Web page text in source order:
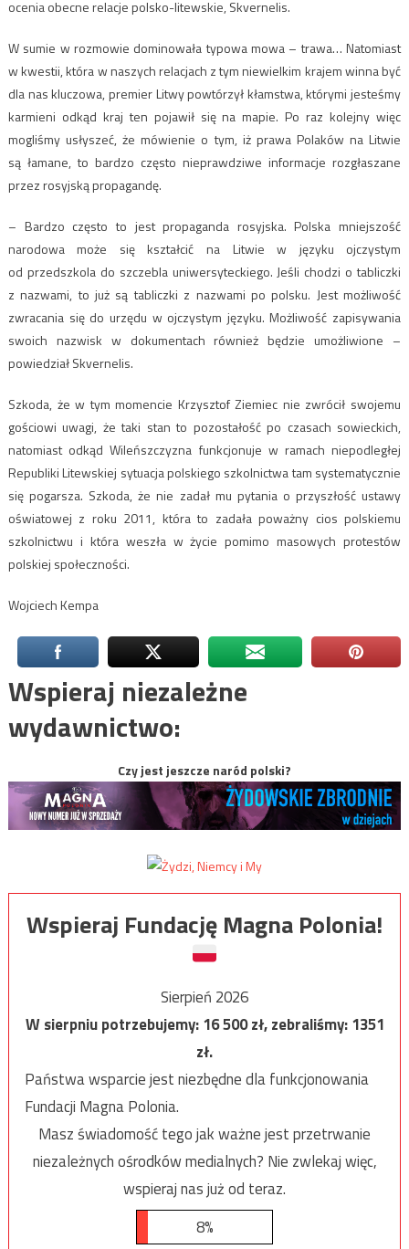
ocenia obecne relacje polsko-litewskie, Skvernelis.
W sumie w rozmowie dominowała typowa mowa – trawa… Natomiast
w kwestii, która w naszych relacjach z tym niewielkim krajem winna być
dla nas kluczowa, premier Litwy powtórzył kłamstwa, którymi jesteśmy
karmieni odkąd kraj ten pojawił się na mapie. Po raz kolejny więc
mogliśmy usłyszeć, że mówienie o tym, iż prawa Polaków na Litwie
są łamane, to bardzo często nieprawdziwe informacje rozgłaszane
przez rosyjską propagandę.
– Bardzo często to jest propaganda rosyjska. Polska mniejszość
narodowa może się kształcić na Litwie w języku ojczystym
od przedszkola do szczebla uniwersyteckiego. Jeśli chodzi o tabliczki
z nazwami, to już są tabliczki z nazwami po polsku. Jest możliwość
zwracania się do urzędu w ojczystym języku. Możliwość zapisywania
swoich nazwisk w dokumentach również będzie umożliwione –
powiedział Skvernelis.
Szkoda, że w tym momencie Krzysztof Ziemiec nie zwrócił swojemu
gościowi uwagi, że taki stan to pozostałość po czasach sowieckich,
natomiast odkąd Wileńszczyzna funkcjonuje w ramach niepodległej
Republiki Litewskiej sytuacja polskiego szkolnictwa tam systematycznie
się pogarsza. Szkoda, że nie zadał mu pytania o przyszłość ustawy
oświatowej z roku 2011, która to zadała poważny cios polskiemu
szkolnictwu i która weszła w życie pomimo masowych protestów
polskiej społeczności.
Wojciech Kempa
Wspieraj niezależne
wydawnictwo:
Czy jest jeszcze naród polski?
Wspieraj Fundację Magna Polonia!
Sierpień 2026
W sierpniu potrzebujemy:16 500zł, zebraliśmy:1351
zł.
Państwa wsparcie jest niezbędne dla funkcjonowania
Fundacji Magna Polonia.
Masz świadomość tego jak ważne jest przetrwanie
niezależnych ośrodków medialnych? Nie zwlekaj więc,
wspieraj nas już od teraz.
8%